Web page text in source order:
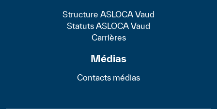
Structure ASLOCA Vaud
Statuts ASLOCA Vaud
Carrières
Médias
Contacts médias